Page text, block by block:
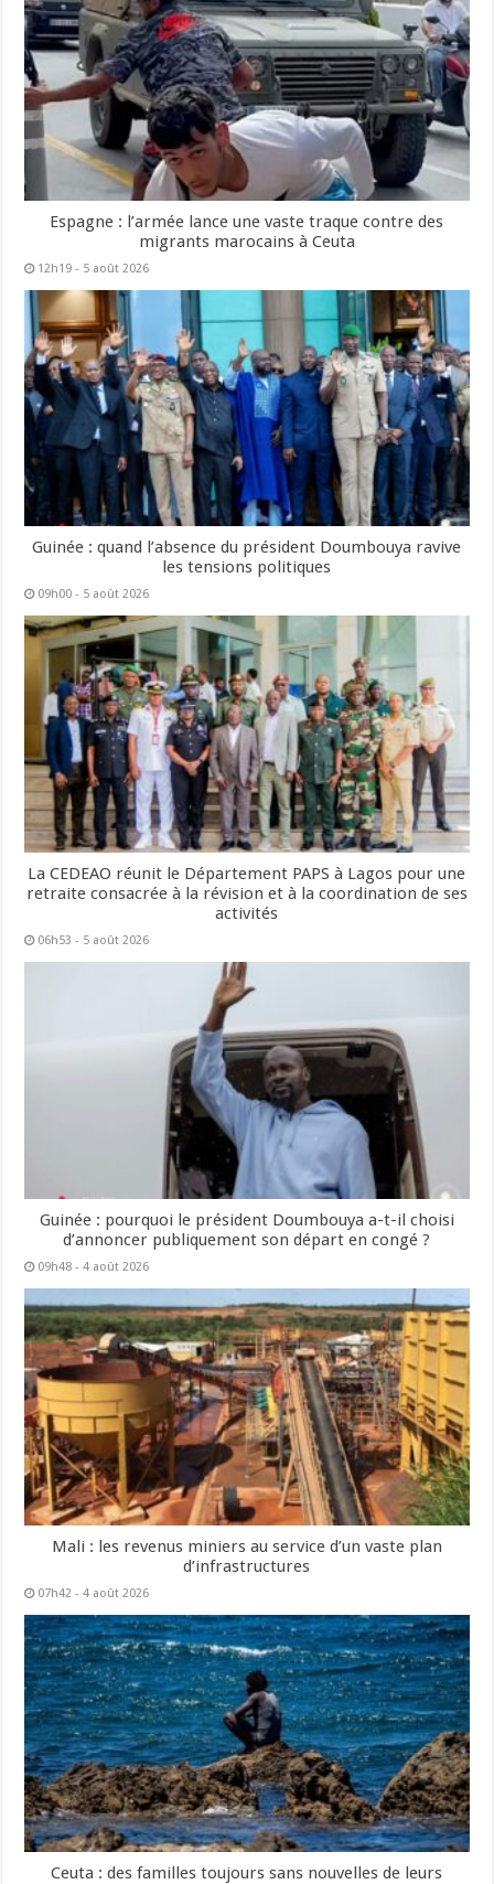
Espagne : l’armée lance une vaste traque contre des
migrants marocains à Ceuta
12h19 - 5 août 2026
Guinée : quand l’absence du président Doumbouya ravive
les tensions politiques
09h00 - 5 août 2026
La CEDEAO réunit le Département PAPS à Lagos pour une
retraite consacrée à la révision et à la coordination de ses
activités
06h53 - 5 août 2026
Guinée : pourquoi le président Doumbouya a-t-il choisi
d’annoncer publiquement son départ en congé ?
09h48 - 4 août 2026
Mali : les revenus miniers au service d’un vaste plan
d’infrastructures
07h42 - 4 août 2026
Ceuta : des familles toujours sans nouvelles de leurs